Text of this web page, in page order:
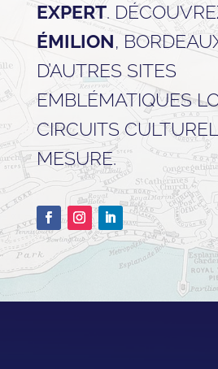
EXPERT.
ÉMILION,
D’AUTRES SITES
EMBLÉMATIQUES
CIRCUITS
MESURE.